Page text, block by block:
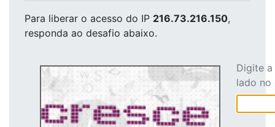
Para liberar o acesso do IP 216.73.216.150,
responda ao desafio abaixo.
Digite
lado no